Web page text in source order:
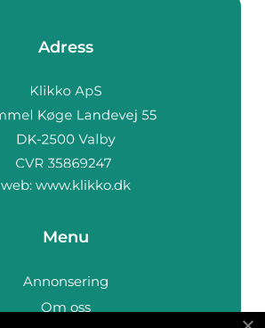
Adress
web: www.klikko.dk
Menu
Annonsering
Om oss